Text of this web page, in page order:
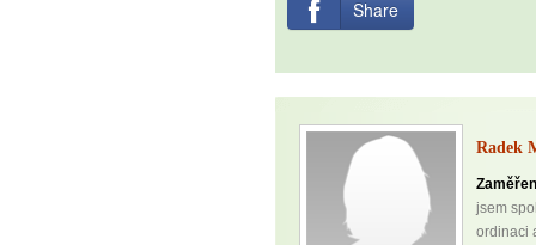
Share
Radek
jsem
ordinaci